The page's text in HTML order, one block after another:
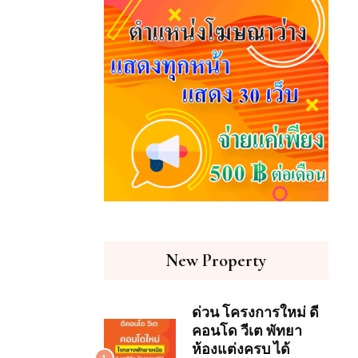
New Property
ด่วน โครงการใหม่ ดี
คอนโด วีเต พัทยา
ห้องแต่งครบ ได้